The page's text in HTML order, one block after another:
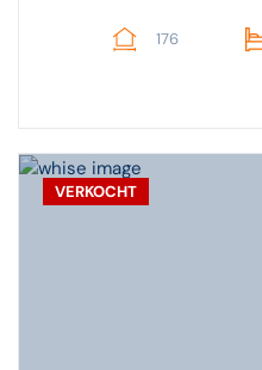
176
VERKOCHT